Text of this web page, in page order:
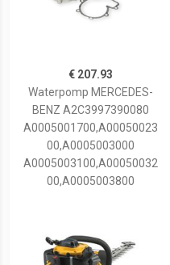
€ 207.93
Waterpomp MERCEDES-
BENZ A2C3997390080
A0005001700,A00050023
00,A0005003000
A0005003100,A00050032
00,A0005003800